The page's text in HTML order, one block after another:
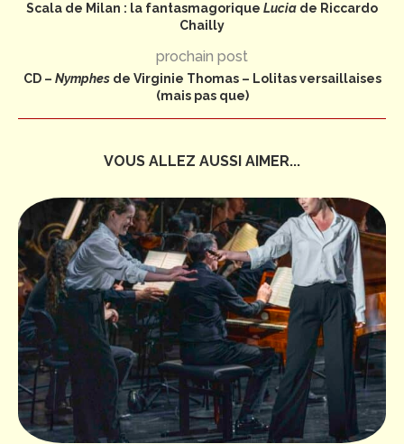
Scala de Milan : la fantasmagorique Lucia de Riccardo
Chailly
prochain post
CD – Nymphesde Virginie Thomas – Lolitas versaillaises
(mais pas que)
VOUS ALLEZ AUSSI AIMER...